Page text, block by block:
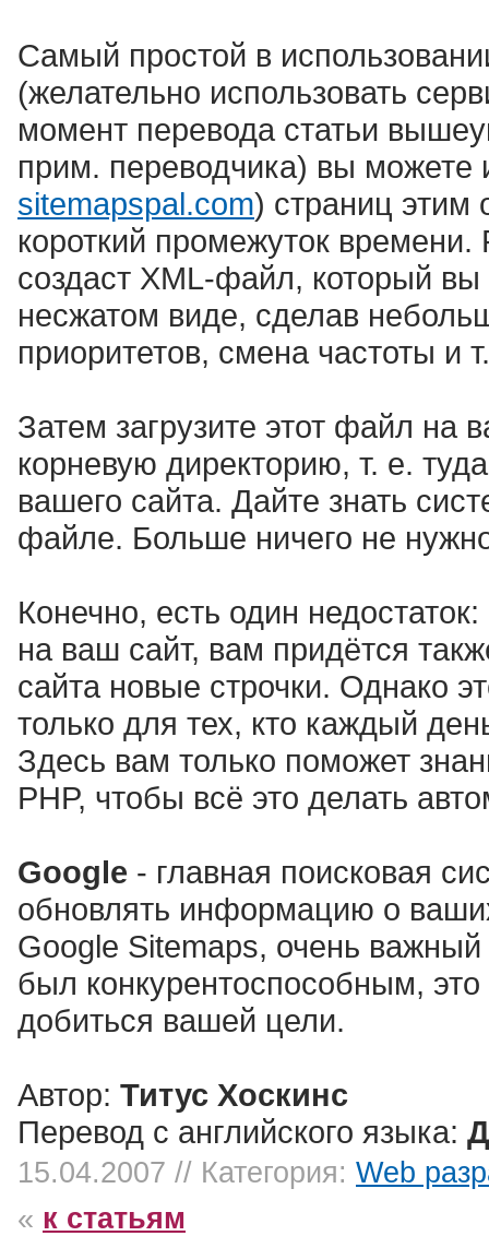
Самый простой в
(желательно использовать
момент перевода статьи
прим. переводчика) вы можете
sitemapspal.com) страниц этим
короткий промежуток
создаст XML-файл, который
несжатом виде, сделав
приоритетов, смена частоты и
Затем загрузите этот файл на
корневую директорию, т. е.
вашего сайта. Дайте знать
файле. Больше ничего не
Конечно, есть один
на ваш сайт, вам придётся
сайта новые строчки. Однако
только для тех, кто каждый
Здесь вам только поможет
PHP, чтобы всё это делать
Google - главная поисковая
обновлять информацию о
Google Sitemaps, очень
был конкурентоспособным,
добиться вашей цели.
Автор: Титус Хоскинс
Перевод с английского языка:
15.04.2007 // Категория: Web
« к статьям